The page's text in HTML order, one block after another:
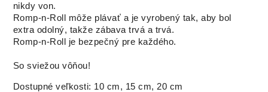
nikdy von.
Romp-n-Roll môže plávať a je vyrobený tak, aby bol
extra odolný, takže zábava trvá a trvá.
Romp-n-Roll je bezpečný pre každého.
So sviežou vôňou!
Dostupné veľkosti: 10 cm, 15 cm, 20 cm